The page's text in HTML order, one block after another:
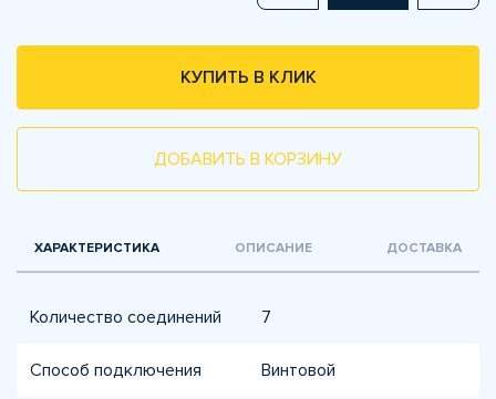
КУПИТЬ В КЛИК
ДОБАВИТЬ В КОРЗИНУ
ХАРАКТЕРИСТИКА ОПИСАНИЕ ДОСТАВКА
Количество соединений 7
Способ подключения Винтовой